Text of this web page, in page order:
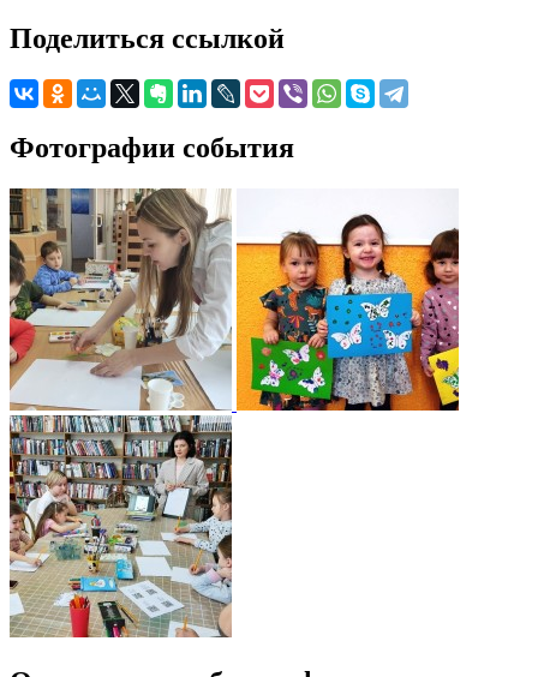
Поделиться ссылкой
Фотографии события